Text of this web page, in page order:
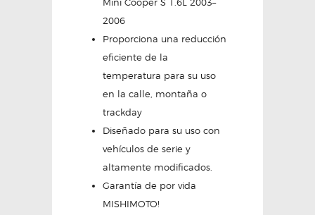
2006
Proporciona una reducción
eficiente de la
temperatura para su uso
en la calle, montaña o
trackday
Diseñado para su uso con
vehículos de serie y
altamente modificados.
Garantía de por vida
MISHIMOTO!